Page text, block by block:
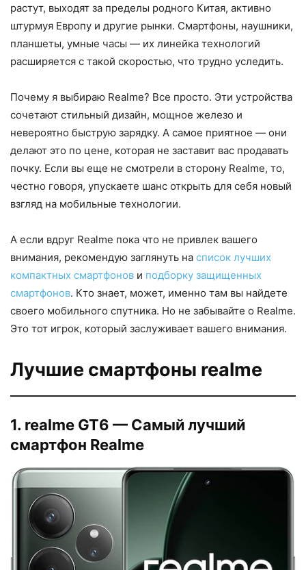
растут, выходят за пределы родного Китая, активно
штурмуя Европу и другие рынки. Смартфоны, наушники,
планшеты, умные часы — их линейка технологий
расширяется с такой скоростью, что трудно уследить.
Почему я выбираю Realme? Все просто. Эти устройства
сочетают стильный дизайн, мощное железо и
невероятно быструю зарядку. А самое приятное — они
делают это по цене, которая не заставит вас продавать
почку. Если вы еще не смотрели в сторону Realme, то,
честно говоря, упускаете шанс открыть для себя новый
взгляд на мобильные технологии.
А если вдруг Realme пока что не привлек вашего
внимания, рекомендую заглянуть на список лучших
компактных смартфонов и подборку защищенных
смартфонов. Кто знает, может, именно там вы найдете
своего мобильного спутника. Но не забывайте о Realme.
Это тот игрок, который заслуживает вашего внимания.
Лучшие смартфоны realme
1. realme GT6 — Самый лучший
смартфон Realme